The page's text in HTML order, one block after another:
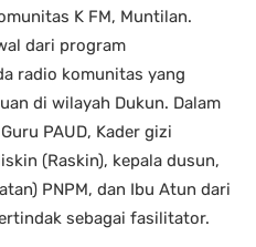
K FM, Muntilan.
dari program
radio komunitas yang
di wilayah Dukun. Dalam
PAUD, Kader gizi
(Raskin), kepala dusun,
PNPM, dan Ibu Atun dari
sebagai fasilitator.